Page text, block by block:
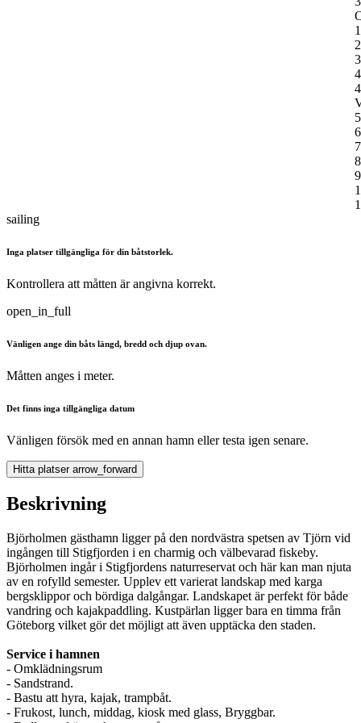
1
2
3
4
5
6
7
8
9
sailing
Inga platser tillgängliga för din båtstorlek.
Kontrollera att måtten är angivna korrekt.
open_in_full
Vänligen ange din båts längd, bredd och djup ovan.
Måtten anges i meter.
Det finns inga tillgängliga datum
Vänligen försök med en annan hamn eller testa igen senare.
Hitta platser arrow_forward
Beskrivning
Björholmen gästhamn ligger på den nordvästra spetsen av Tjörn vid
ingången till Stigfjorden i en charmig och välbevarad fiskeby.
Björholmen ingår i Stigfjordens naturreservat och här kan man njuta
av en rofylld semester. Upplev ett varierat landskap med karga
bergsklippor och bördiga dalgångar. Landskapet är perfekt för både
vandring och kajakpaddling. Kustpärlan ligger bara en timma från
Göteborg vilket gör det möjligt att även upptäcka den staden.
Service i hamnen
- Omklädningsrum
- Sandstrand.
- Bastu att hyra, kajak, trampbåt.
- Frukost, lunch, middag, kiosk med glass, Bryggbar.